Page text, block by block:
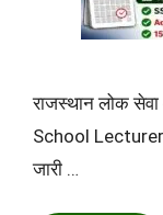
राजस्थान लोक
School Lecturer
जारी …